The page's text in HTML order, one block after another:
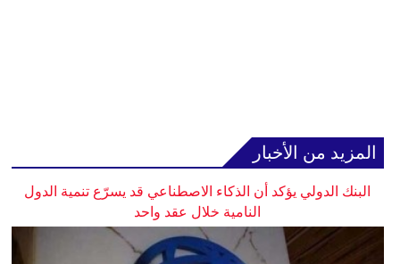
المزيد من الأخبار
البنك الدولي يؤكد أن الذكاء الاصطناعي قد يسرّع تنمية الدول
النامية خلال عقد واحد